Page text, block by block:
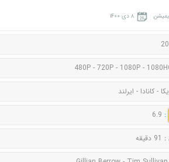
۸ دی ۱۴۰۰
480P - 720P - 1080P -
- کانادا - ایرلند
:
6.9
: 91 دقیقه